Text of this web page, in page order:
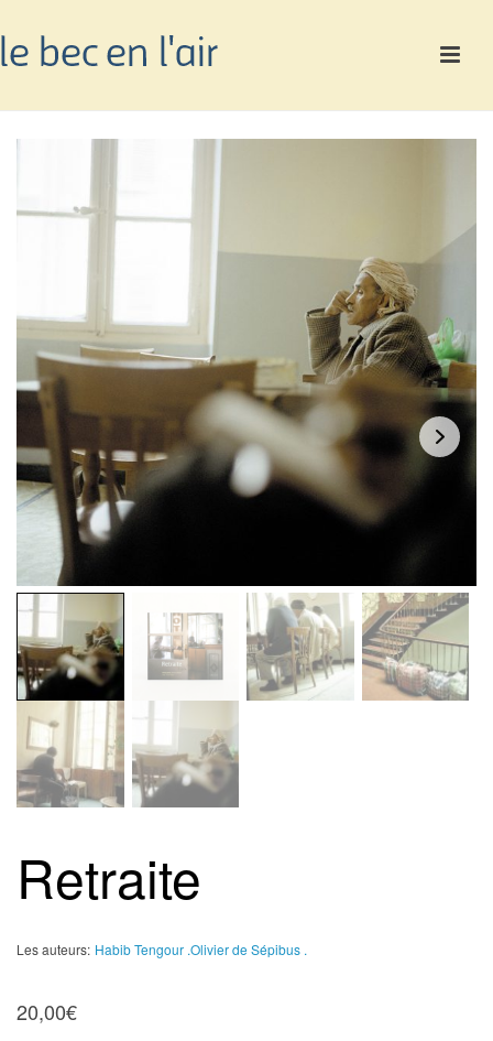
Retraite
Les auteurs: Habib Tengour .Olivier de Sépibus .
20,00€